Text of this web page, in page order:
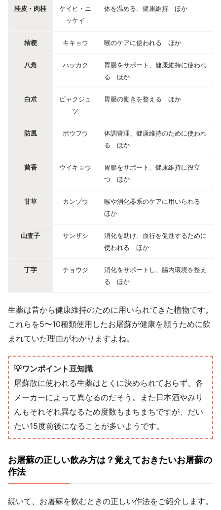
桂皮・肉桂
ケイヒ・ニ
ッケイ
体を温める、健康維持 ほか
桔梗 キキョウ 喉のケアに使われる ほか
八角 ハッカク
胃腸をサポート、健康維持に使われ
る ほか
白朮
ビャクジュ
ツ
胃腸の働きを整える ほか
防風 ボウフウ
体調管理、健康維持のために使われ
る ほか
茴香 ウイキョウ
胃腸をサポート、健康維持に役立
つ ほか
甘草 カンゾウ
喉や消化器系のケアに用いられる
ほか
山査子 サンザシ
消化を助け、血行を促進するために
使われる ほか
丁字 チョウジ
消化をサポートし、腸内環境を整え
る ほか
生薬は昔から健康維持のために用いられてきた植物です。
これらを5〜10種類使用したお屠蘇が健康を願うために飲
まれていた理由がわかりますよね。
💡ワンポイント豆知識
屠蘇散に使われる生薬はとくに決められておらず、各
メーカーによって異なるのだそう。また日本酒やみり
んもそれぞれ異なるため度数もまちまちですが、だい
たい15度前後になることが多いようです。
お屠蘇の正しい飲み方は？覚えておきたいお屠蘇の
作法
続いて、お屠蘇を飲むときの正しい作法をご紹介します。